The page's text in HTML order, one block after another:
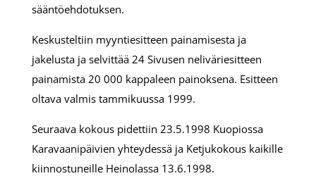
sääntöehdotuksen.
Keskusteltiin myyntiesitteen painamisesta ja
jakelusta ja selvittää 24 Sivusen neliväriesitteen
painamista 20 000 kappaleen painoksena. Esitteen
oltava valmis tammikuussa 1999.
Seuraava kokous pidettiin 23.5.1998 Kuopiossa
Karavaanipäivien yhteydessä ja Ketjukokous kaikille
kiinnostuneille Heinolassa 13.6.1998.